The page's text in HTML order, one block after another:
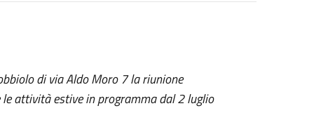
di via Aldo Moro 7 la riunione
attività estive in programma dal 2 luglio